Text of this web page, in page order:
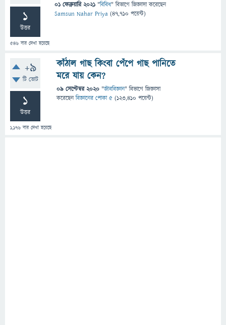
1
উত্তর
546 বার দেখা হয়েছে
01 ফেব্রুয়ারি 2021 "বিবিধ" বিভাগে জিজ্ঞাসাকরেছেন
Samsun Nahar Priya (47,710 পয়েন্ট)
+9
টি ভোট
1
উত্তর
1,176 বার দেখা হয়েছে
কাঁঠাল গাছ কিংবা পেঁপে গাছ পানিতে
মরে যায় কেন?
09 সেপ্টেম্বর 2020 "জীববিজ্ঞান" বিভাগে জিজ্ঞাসা
করেছেনবিজ্ঞানের পোকা ৫ (123,410 পয়েন্ট)